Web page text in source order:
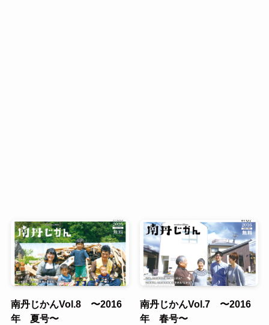
南丹じかんVol.8 〜2016
年 夏号〜
南丹じかんVol.7 〜2016
年 春号〜